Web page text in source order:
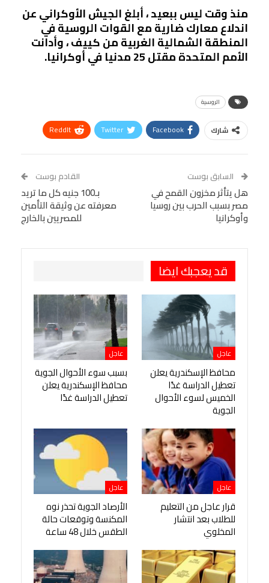
منذ وقت ليس ببعيد ، أبلغ الجيش الأوكراني عن
اندلاع معارك ضارية مع القوات الروسية في
المنطقة الشمالية الغربية من كييف ، وأدانت
الأمم المتحدة مقتل 25 مدنيا في أوكرانيا.
الروسية
شارك Facebook
Twitter
ReddIt
Tumblr
البريد الإلكتروني
StumbleUpon
VK
Digg
LINE
BlackBerry
Viber
السابق بوست
هل يتأثر مخزون القمح في
مصر بسبب الحرب بين روسيا
وأوكرانيا
القادم بوست
بـ100 جنيه كل ما تريد
معرفته عن وثيقة التأمين
للمصريين بالخارج
قد يعجبك ايضا
عاجل
محافظ الإسكندرية يعلن
تعطيل الدراسة غدًا
الخميس لسوء الأحوال
الجوية
عاجل
بسبب سوء الأحوال الجوية
محافظ الإسكندرية يعلن
تعطيل الدراسة غدًا
عاجل
قرار عاجل من التعليم
للطلاب بعد انتشار
المخلوي
عاجل
الأرصاد الجوية تحذر نوه
المكنسة وتوقعات حالة
الطقس خلال 48 ساعة